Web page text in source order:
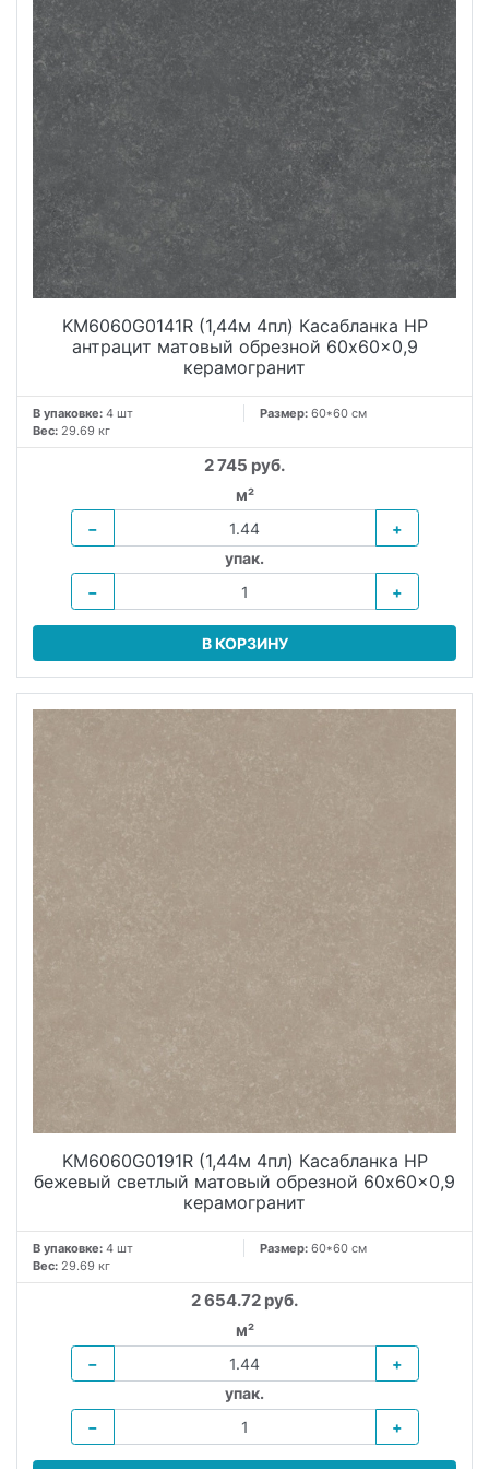
поверхность с эстетикой натурального камня безупречно
подходит для большинства жилых интерьеров и
общественных пространств.
Особый характер керамической композиции придадут
эффектные декоры KERAMA MARAZZI. Самый масштабный
из них также имеет внушительный размер 60x119,5 см.
Изысканный рисунок с имитацией мозаичной выкладки,
защищенный специальным покрытием, разработан таким
образом, что позволяет создавать непрерывную
композицию по горизонтали и вертикали, открывая новые
горизонты для творчества.
KM6060G0141R (1,44м 4пл) Касабланка HP
антрацит матовый обрезной 60x60x0,9
керамогранит
В упаковке: 4 шт Размер: 60*60 см
Вес: 29.69 кг
2 745 руб.
м²
−
+
упак.
−
+
В КОРЗИНУ
KM6060G0191R (1,44м 4пл) Касабланка HP
бежевый светлый матовый обрезной 60x60x0,9
керамогранит
В упаковке: 4 шт Размер: 60*60 см
Вес: 29.69 кг
2 654.72 руб.
м²
−
+
упак.
−
+